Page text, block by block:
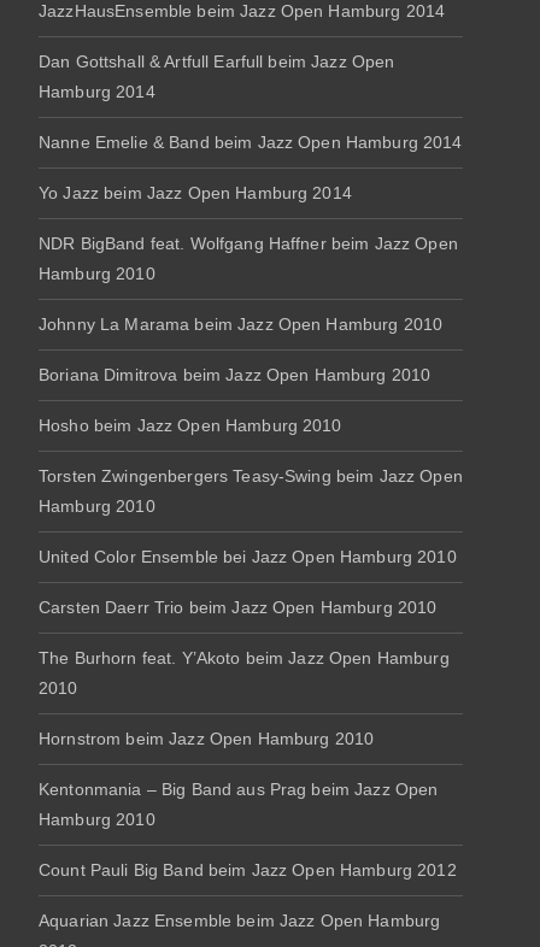
JazzHausEnsemble beim Jazz Open Hamburg 2014
Dan Gottshall & Artfull Earfull beim Jazz Open
Hamburg 2014
Nanne Emelie & Band beim Jazz Open Hamburg 2014
Yo Jazz beim Jazz Open Hamburg 2014
NDR BigBand feat. Wolfgang Haffner beim Jazz Open
Hamburg 2010
Johnny La Marama beim Jazz Open Hamburg 2010
Boriana Dimitrova beim Jazz Open Hamburg 2010
Hosho beim Jazz Open Hamburg 2010
Torsten Zwingenbergers Teasy-Swing beim Jazz Open
Hamburg 2010
United Color Ensemble bei Jazz Open Hamburg 2010
Carsten Daerr Trio beim Jazz Open Hamburg 2010
The Burhorn feat. Y’Akoto beim Jazz Open Hamburg
2010
Hornstrom beim Jazz Open Hamburg 2010
Kentonmania – Big Band aus Prag beim Jazz Open
Hamburg 2010
Count Pauli Big Band beim Jazz Open Hamburg 2012
Aquarian Jazz Ensemble beim Jazz Open Hamburg